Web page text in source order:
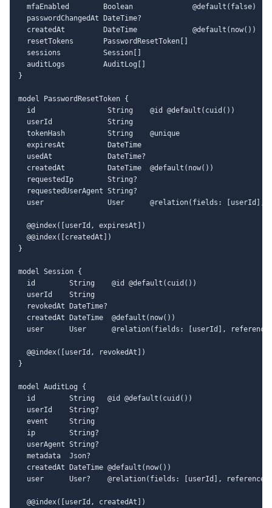
  mfaEnabled        Boolean              @default(false)
  passwordChangedAt DateTime?
  createdAt         DateTime             @default(now())
  resetTokens       PasswordResetToken[]
  sessions          Session[]
  auditLogs         AuditLog[]
}
model PasswordResetToken {
  id                 String    @id @default(cuid())
  userId             String
  tokenHash          String    @unique
  expiresAt          DateTime
  usedAt             DateTime?
  createdAt          DateTime  @default(now())
  requestedIp        String?
  requestedUserAgent String?
user               User      @relation(fields: [userId],
  @@index([userId, expiresAt])
  @@index([createdAt])
}
model Session {
  id        String    @id @default(cuid())
  userId    String
  revokedAt DateTime?
  createdAt DateTime  @default(now())
user      User      @relation(fields: [userId],
  @@index([userId, revokedAt])
}
model AuditLog {
  id        String   @id @default(cuid())
  userId    String?
  event     String
  ip        String?
  userAgent String?
  metadata  Json?
  createdAt DateTime @default(now())
user      User?    @relation(fields: [userId],
  @@index([userId, createdAt])